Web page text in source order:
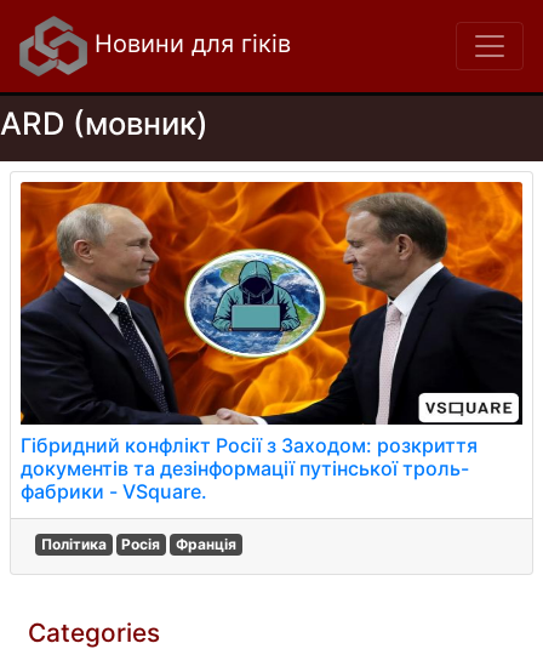
Новини для гіків
ARD (мовник)
Гібридний конфлікт Росії з Заходом: розкриття
документів та дезінформації путінської троль-
фабрики - VSquare.
Політика Росія Франція
Categories